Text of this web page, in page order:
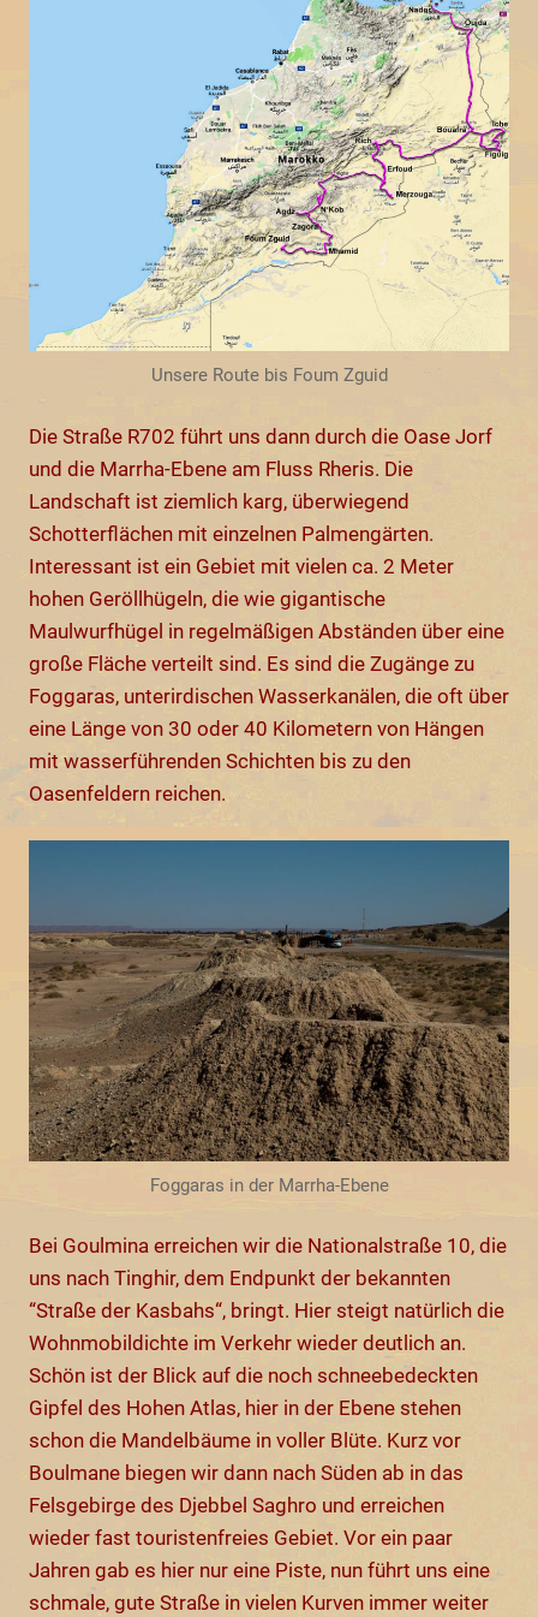
Unsere Route bis Foum Zguid
Die Straße R702 führt uns dann durch die Oase Jorf
und die Marrha-Ebene am Fluss Rheris. Die
Landschaft ist ziemlich karg, überwiegend
Schotterflächen mit einzelnen Palmengärten.
Interessant ist ein Gebiet mit vielen ca. 2 Meter
hohen Geröllhügeln, die wie gigantische
Maulwurfhügel in regelmäßigen Abständen über eine
große Fläche verteilt sind. Es sind die Zugänge zu
Foggaras, unterirdischen Wasserkanälen, die oft über
eine Länge von 30 oder 40 Kilometern von Hängen
mit wasserführenden Schichten bis zu den
Oasenfeldern reichen.
Foggaras in der Marrha-Ebene
Bei Goulmina erreichen wir die Nationalstraße 10, die
uns nach Tinghir, dem Endpunkt der bekannten
“Straße der Kasbahs“, bringt. Hier steigt natürlich die
Wohnmobildichte im Verkehr wieder deutlich an.
Schön ist der Blick auf die noch schneebedeckten
Gipfel des Hohen Atlas, hier in der Ebene stehen
schon die Mandelbäume in voller Blüte. Kurz vor
Boulmane biegen wir dann nach Süden ab in das
Felsgebirge des Djebbel Saghro und erreichen
wieder fast touristenfreies Gebiet. Vor ein paar
Jahren gab es hier nur eine Piste, nun führt uns eine
schmale, gute Straße in vielen Kurven immer weiter